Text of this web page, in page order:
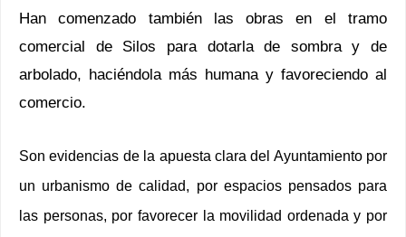
Han comenzado también las obras en el tramo
comercial de Silos para dotarla de sombra y de
arbolado, haciéndola más humana y favoreciendo al
comercio.
Son evidencias de la apuesta clara del Ayuntamiento por
un urbanismo de calidad, por espacios pensados para
las personas, por favorecer la movilidad ordenada y por